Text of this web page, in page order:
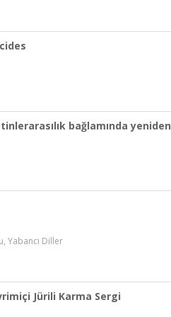
bağlamında
Yabancı Diller
Jürili Karma Sergi